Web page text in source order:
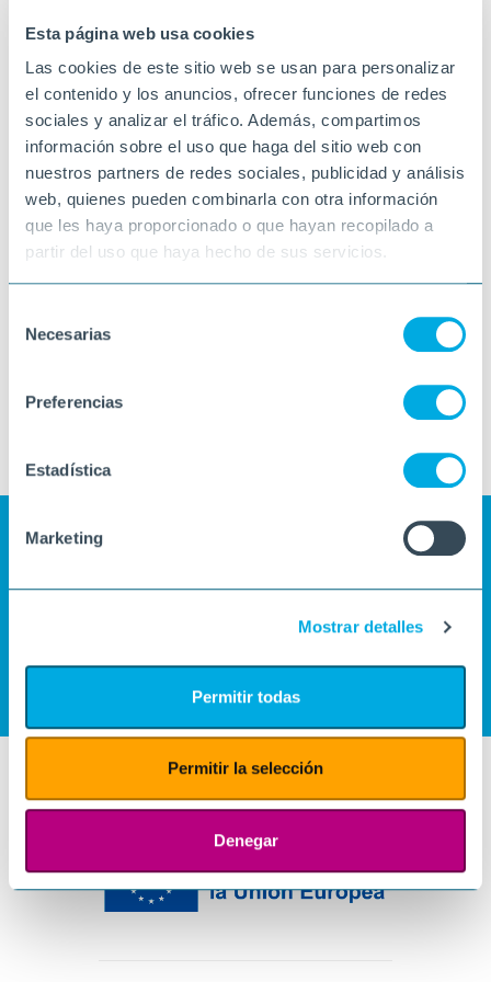
Esta página web usa cookies
Las cookies de este sitio web se usan para personalizar
el contenido y los anuncios, ofrecer funciones de redes
sociales y analizar el tráfico. Además, compartimos
información sobre el uso que haga del sitio web con
nuestros partners de redes sociales, publicidad y análisis
web, quienes pueden combinarla con otra información
que les haya proporcionado o que hayan recopilado a
partir del uso que haya hecho de sus servicios.
Necesarias
Preferencias
Estadística
Marketing
Mostrar detalles
Permitir todas
Permitir la selección
Denegar